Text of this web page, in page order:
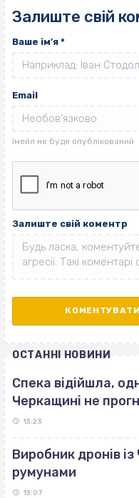
Залиште свій
Ваше ім'я *
Email
Залиште свій коментр
ОСТАННІ НОВИНИ
Спека відійшла,
Черкащині не
13:23
Виробник дронів
румунами
13:07